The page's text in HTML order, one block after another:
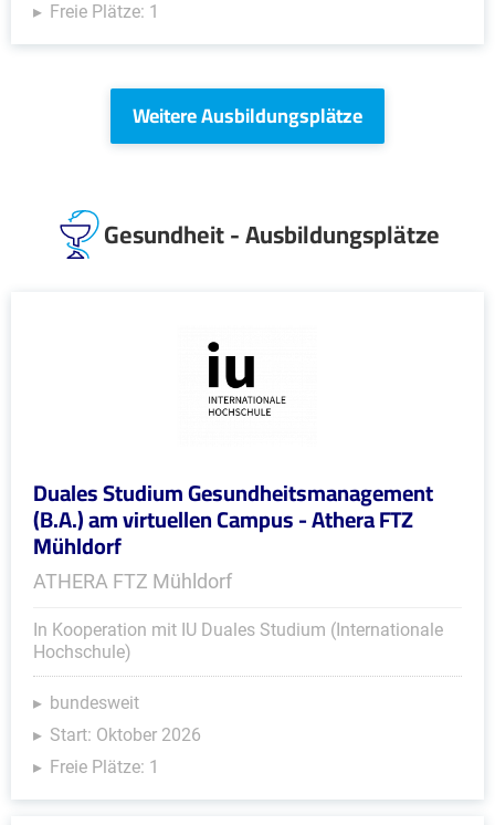
Freie Plätze: 1
Weitere Ausbildungsplätze
Gesundheit - Ausbildungsplätze
Duales Studium Gesundheitsmanagement
(B.A.) am virtuellen Campus - Athera FTZ
Mühldorf
ATHERA FTZ Mühldorf
In Kooperation mit IU Duales Studium (Internationale
Hochschule)
bundesweit
Start: Oktober 2026
Freie Plätze: 1